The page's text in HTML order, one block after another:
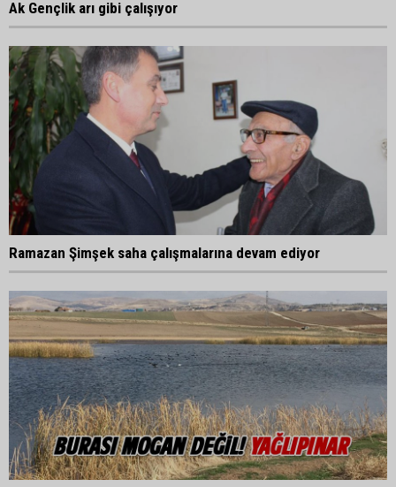
Ak Gençlik arı gibi çalışıyor
Ramazan Şimşek saha çalışmalarına devam ediyor